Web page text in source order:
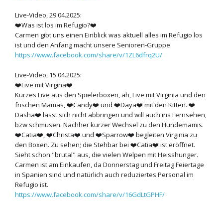
Live-Video, 29.04.2025:
❤️Was ist los im Refugio?❤️
Carmen gibt uns einen Einblick was aktuell alles im Refugio los
ist und den Anfang macht unsere Senioren-Gruppe.
https://www.facebook.com/share/v/1ZL6dfrq2U/
Live-Video, 15.04.2025:
❤️Live mit Virgina❤️
Kurzes Live aus den Spielerboxen, äh, Live mit Virginia und den
frischen Mamas, ❤️Candy❤️ und ❤️Daya❤️ mit den Kitten. ❤️
Dasha❤️ lässt sich nicht abbringen und will auch ins Fernsehen,
bzw schmusen. Nachher kurzer Wechsel zu den Hundemamis.
❤️Catia❤️ ❤️Christa❤️ und ❤️Sparrow❤️ begleiten Virginia zu
den Boxen. Zu sehen; die Stehbar bei ❤️Catia❤️ ist eröffnet.
Sieht schon "brutal" aus, die vielen Welpen mit Heisshunger.
Carmen ist am Einkaufen, da Donnerstag und Freitag Feiertage
in Spanien sind und natürlich auch reduziertes Personal im
Refugio ist.
https://www.facebook.com/share/v/16GdLtGPHF/